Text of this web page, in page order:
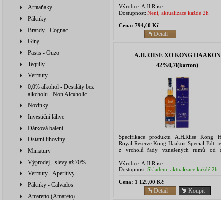
Armaňaky
Pálenky
Brandy - Cognac
Giny
Pastis - Ouzo
Tequily
Vermuty
0,0% alkohol - Destiláty bez
alkoholu - Non Alcoholic
Novinky
Investiční láhve
Dárková balení
Ostatní lihoviny
Miniatury
Výprodej - slevy až 70%
Vermuty - Aperitivy
Pálenky - Calvados
Amaretto (Amareto)
Kodani,...
Výrobce: A.H.Riise
Dostupnost: Není, aktualizace každé 2h
Cena: 794,00 Kč
Detail
A.H.RIISE XO KONG HAAKON
42%0,7l(karton)
Specifikace produktu A.H.Riise Kong
Royal Reserve Kong Haakon Special Edt.
z vrcholů řady vznešených rumů od
Extra Old, tedy...
Výrobce: A.H.Riise
Dostupnost: Skladem, aktualizace každé 2h
Cena: 1 129,00 Kč
Koupit
Detail